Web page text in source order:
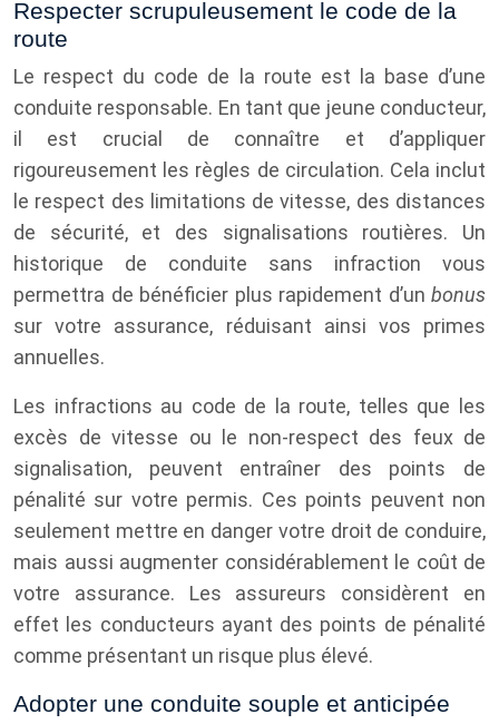
Respecter scrupuleusement le code de la
route
Le respect du code de la route est la base d’une
conduite responsable. En tant que jeune conducteur,
il est crucial de connaître et d’appliquer
rigoureusement les règles de circulation. Cela inclut
le respect des limitations de vitesse, des distances
de sécurité, et des signalisations routières. Un
historique de conduite sans infraction vous
permettra de bénéficier plus rapidement d’un bonus
sur votre assurance, réduisant ainsi vos primes
annuelles.
Les infractions au code de la route, telles que les
excès de vitesse ou le non-respect des feux de
signalisation, peuvent entraîner des points de
pénalité sur votre permis. Ces points peuvent non
seulement mettre en danger votre droit de conduire,
mais aussi augmenter considérablement le coût de
votre assurance. Les assureurs considèrent en
effet les conducteurs ayant des points de pénalité
comme présentant un risque plus élevé.
Adopter une conduite souple et anticipée